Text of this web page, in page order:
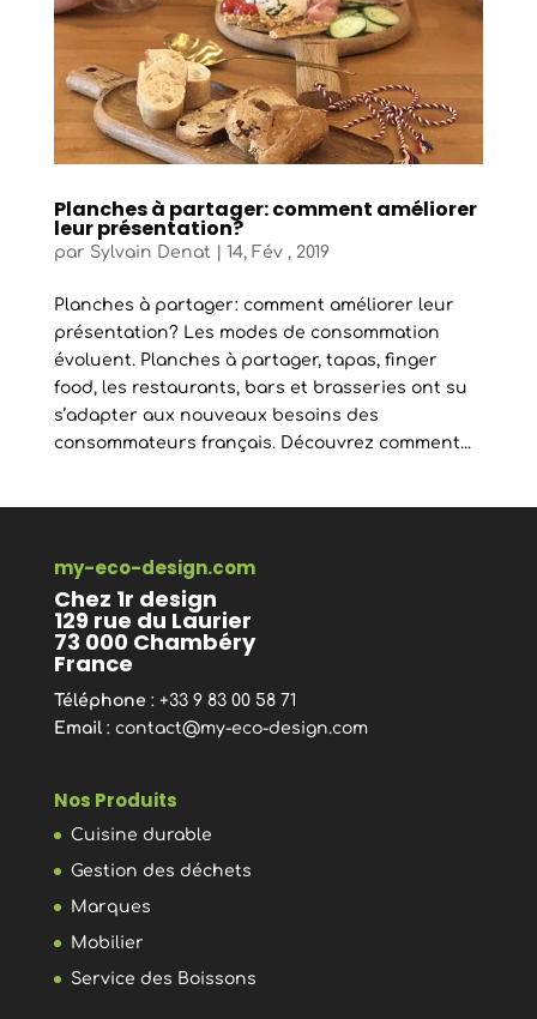
Planches à partager: comment améliorer
leur présentation?
par Sylvain Denat 14, Fév , 2019
Planches à partager: comment améliorer leur
présentation? Les modes de consommation
évoluent. Planches à partager, tapas, finger
food, les restaurants, bars et brasseries ont su
s’adapter aux nouveaux besoins des
consommateurs français. Découvrez comment...
my-eco-design.com
Chez 1r design
129 rue du Laurier
73 000 Chambéry
France
Téléphone : +33 9 83 00 58 71
Email: contact@my-eco-design.com
Nos Produits
Cuisine durable
Gestion des déchets
Marques
Mobilier
Service des Boissons